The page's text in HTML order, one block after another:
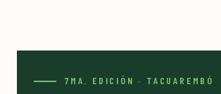
7MA. EDICIÓN · TACUAREMBÓ